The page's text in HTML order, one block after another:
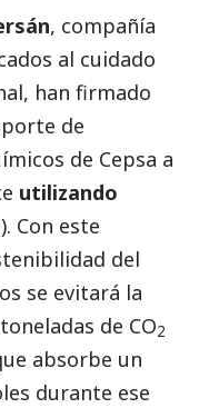
, compañía
al cuidado
han firmado
de
de Cepsa a
utilizando
Con este
del
se evitará la
de CO2
absorbe un
durante ese